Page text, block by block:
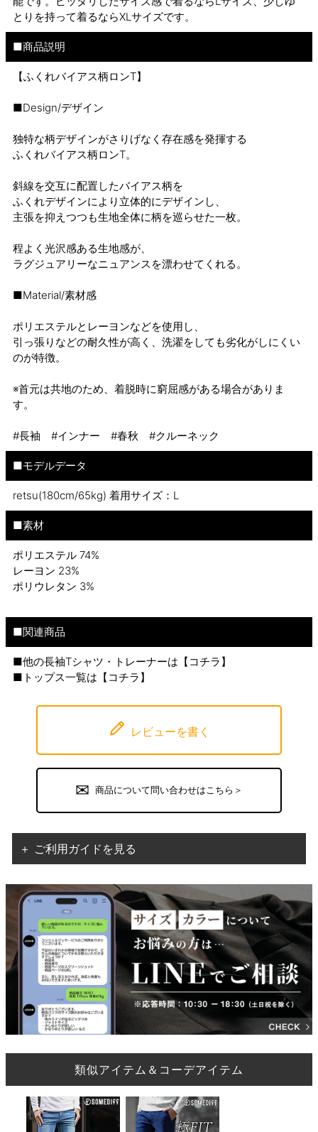
とりを持って着るならXLサイズです。
■商品説明
【ふくれバイアス柄ロンT】
■Design/デザイン
独特な柄デザインがさりげなく存在感を発揮する
ふくれバイアス柄ロンT。
斜線を交互に配置したバイアス柄を
ふくれデザインにより立体的にデザインし、
主張を抑えつつも生地全体に柄を巡らせた一枚。
程よく光沢感ある生地感が、
ラグジュアリーなニュアンスを漂わせてくれる。
■Material/素材感
ポリエステルとレーヨンなどを使用し、
引っ張りなどの耐久性が高く、洗濯をしても劣化がしにくい
のが特徴。
※首元は共地のため、着脱時に窮屈感がある場合がありま
す。
#長袖 #インナー #春秋 #クルーネック
■モデルデータ
retsu(180cm/65kg) 着用サイズ：L
■素材
ポリエステル 74%
レーヨン 23%
ポリウレタン 3%
■関連商品
■他の長袖Tシャツ・トレーナーは【 コチラ 】
■トップス一覧は【 コチラ 】
レビューを書く
商品について問い合わせはこちら＞
＋ ご利用ガイドを見る
類似アイテム＆コーデアイテム